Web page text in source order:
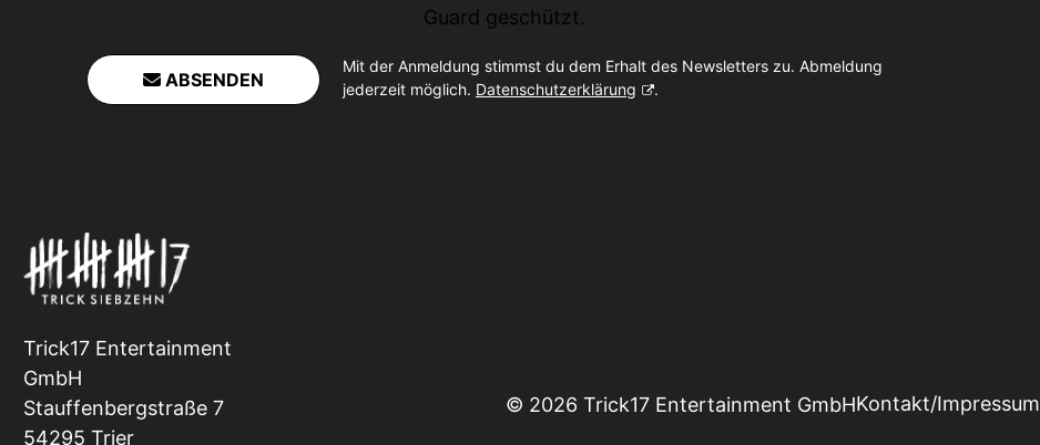
Guard geschützt.
ABSENDEN
Mit der Anmeldung stimmst du dem Erhalt des Newsletters zu. Abmeldung
jederzeit möglich. Datenschutzerklärung .
Trick17 Entertainment
GmbH
Stauffenbergstraße 7
54295 Trier
© 2026 Trick17 Entertainment GmbHKontakt/Impressum